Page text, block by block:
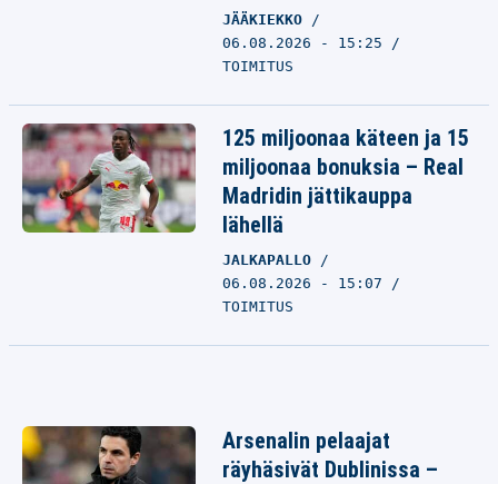
JÄÄKIEKKO
06.08.2026 - 15:25
TOIMITUS
125 miljoonaa käteen ja 15
miljoonaa bonuksia – Real
Madridin jättikauppa
lähellä
JALKAPALLO
06.08.2026 - 15:07
TOIMITUS
Arsenalin pelaajat
räyhäsivät Dublinissa –